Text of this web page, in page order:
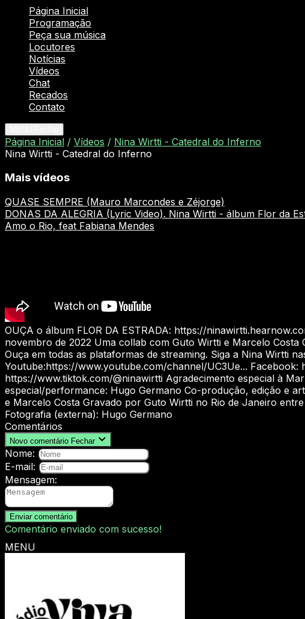
Página Inicial
Programação
Peça sua música
Locutores
Notícias
Vídeos
Chat
Recados
Contato
Página Inicial / Vídeos / Nina Wirtti - Catedral do Inferno
Nina Wirtti - Catedral do Inferno
Mais vídeos
QUASE SEMPRE (Mauro Marcondes e Zéjorge)
DONAS DA ALEGRIA (Lyric Video). Nina Wirtti - álbum Flor da
Amo o Rio, feat Fabiana Mendes
OUÇA o álbum FLOR DA ESTRADA: https://
novembro de 2022 Uma collab com Guto Wirtti e Marcelo
Ouça em todas as plataformas de streaming. Siga a Nina Wirtti
Youtube:https://www.youtube.com/channel/UC3Ue...
https://www.tiktok.com/@ninawirtti Agradecimento especial à
especial/performance: Hugo Germano Co-produção, edição e
e Marcelo Costa Gravado por Guto Wirtti no Rio de Janeiro
Fotografia (externa): Hugo Germano
Comentários
Novo comentário Fechar
Nome:
E-mail:
Mensagem:
Enviar comentário
Comentário enviado com sucesso!
MENU